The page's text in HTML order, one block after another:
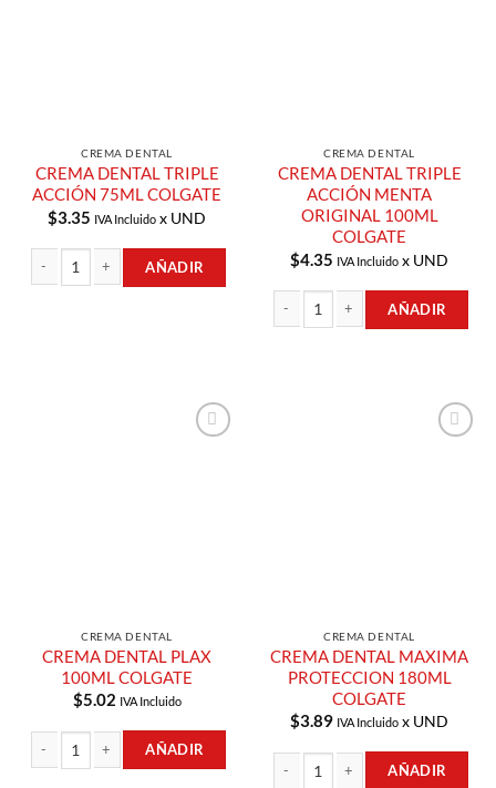
CREMA DENTAL
CREMA DENTAL TRIPLE
ACCIÓN 75ML COLGATE
$3.35 IVA Incluido x UND
CREMA DENTAL TRIPLE ACCIÓN 75ML COLGATE cantidad
AÑADIR
CREMA DENTAL
CREMA DENTAL TRIPLE
ACCIÓN MENTA
ORIGINAL 100ML
COLGATE
$4.35 IVA Incluido x UND
AÑADIR
CREMA DENTAL
CREMA DENTAL PLAX
100ML COLGATE
$5.02 IVA Incluido
CREMA DENTAL PLAX 100ML COLGATE cantidad
AÑADIR
CREMA DENTAL
CREMA DENTAL MAXIMA
PROTECCION 180ML
COLGATE
$3.89 IVA Incluido x UND
AÑADIR